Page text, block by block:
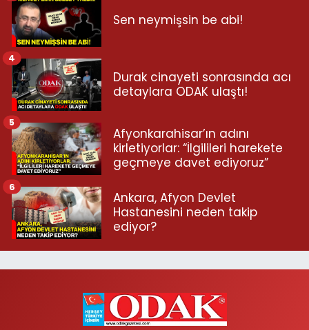
Sen neymişsin be abi!
Durak cinayeti sonrasında acı
detaylara ODAK ulaştı!
4
Afyonkarahisar’ın adını
kirletiyorlar: “İlgilileri harekete
geçmeye davet ediyoruz”
5
Ankara, Afyon Devlet
Hastanesini neden takip
ediyor?
6